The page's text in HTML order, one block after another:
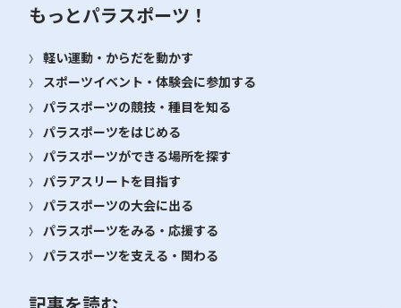
もっとパラスポーツ！
軽い運動・からだを動かす
スポーツイベント・体験会に参加する
パラスポーツの競技・種目を知る
パラスポーツをはじめる
パラスポーツができる場所を探す
パラアスリートを目指す
パラスポーツの大会に出る
パラスポーツをみる・応援する
パラスポーツを支える・関わる